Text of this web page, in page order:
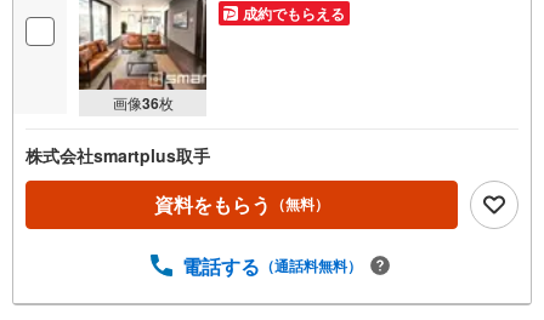
画像36枚
成約でもらえる
株式会社smartplus取手
資料をもらう （無料）
電話する （通話料無料）